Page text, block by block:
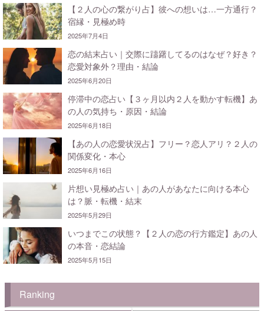
【２人の心の繋がり占】彼への想いは…一方通行？
宿縁・見極め時
2025年7月4日
恋の結末占い｜交際に躊躇してるのはなぜ？好き？
恋愛対象外？理由・結論
2025年6月20日
停滞中の恋占い【３ヶ月以内２人を動かす転機】あ
の人の気持ち・原因・結論
2025年6月18日
【あの人の恋愛状況占】フリー？恋人アリ？２人の
関係変化・本心
2025年6月16日
片想い見極め占い｜あの人があなたに向ける本心
は？脈・転機・結末
2025年5月29日
いつまでこの状態？【２人の恋の行方鑑定】あの人
の本音・恋結論
2025年5月15日
Ranking